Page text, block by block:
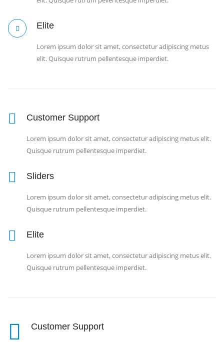
Elite
Lorem ipsum dolor sit amet, consectetur adipiscing metus
elit. Quisque rutrum pellentesque imperdiet.
Customer Support
Lorem ipsum dolor sit amet, consectetur adipiscing metus elit.
Quisque rutrum pellentesque imperdiet.
Sliders
Lorem ipsum dolor sit amet, consectetur adipiscing metus elit.
Quisque rutrum pellentesque imperdiet.
Elite
Lorem ipsum dolor sit amet, consectetur adipiscing metus elit.
Quisque rutrum pellentesque imperdiet.
Customer Support